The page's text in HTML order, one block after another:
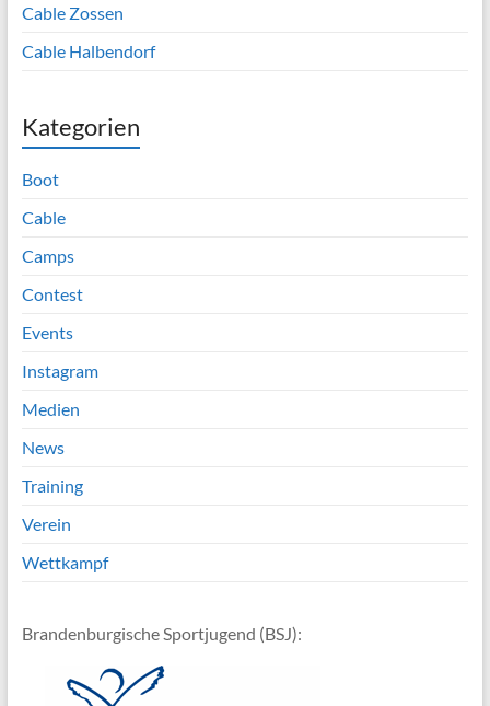
Cable Zossen
Cable Halbendorf
Kategorien
Boot
Cable
Camps
Contest
Events
Instagram
Medien
News
Training
Verein
Wettkampf
Brandenburgische Sportjugend (BSJ):